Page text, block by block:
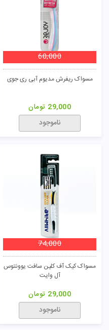
مسواک ریفرش مدیوم آبی ری جوی
60,000
29,000 تومان
ناموجود
مسواک کیک آف کلین سافت یوونتوس
آل وایت
74,000
29,000 تومان
ناموجود